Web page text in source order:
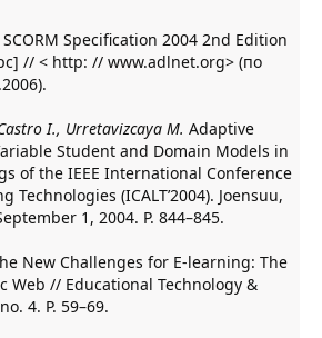
Specification 2004 2nd Edition
// < http: // www.adlnet.org> (по
I., Urretavizcaya M. Adaptive
Student and Domain Models in
of the IEEE International Conference
Technologies (ICALT’2004). Joensuu,
1, 2004. P. 844–845.
New Challenges for E-learning: The
Web // Educational Technology &
4. P. 59–69.